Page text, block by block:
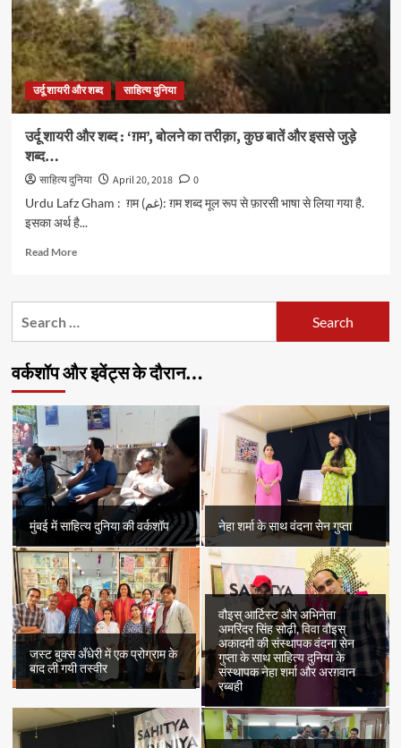
फिर,
गम
नहीं
ग़म,
मिजाज़
नहीं
मिज़ाज…
उर्दू शायरी और शब्द साहित्य दुनिया
उर्दू शायरी और शब्द : ‘ग़म’, बोलने का तरीक़ा, कुछ बातें और इससे जुड़े
शब्द…
साहित्य दुनिया April 20, 2018
0
Urdu Lafz Gham : ग़म (غم): ग़म शब्द मूल रूप से फ़ारसी भाषा से लिया गया है.
इसका अर्थ है...
Read MoreRead
उर्दू
:
बोलने
तरीक़ा,
कुछ
बातें
और
इससे
जुड़े
शब्द…
वर्कशॉप और इवेंट्स के दौरान…
मुंबई में साहित्य दुनिया की वर्कशॉप नेहा शर्मा के साथ वंदना सेन गुप्ता
जस्ट बुक्स अँधेरी में एक प्रोग्राम के
बाद ली गयी तस्वीर
वौइस् आर्टिस्ट और अभिनेता
अमरिंदर सिंह सोढ़ी, विवा वौइस्
अकादमी की संस्थापक वंदना सेन
गुप्ता के साथ साहित्य दुनिया के
संस्थापक नेहा शर्मा और अरग़वान
रब्बही